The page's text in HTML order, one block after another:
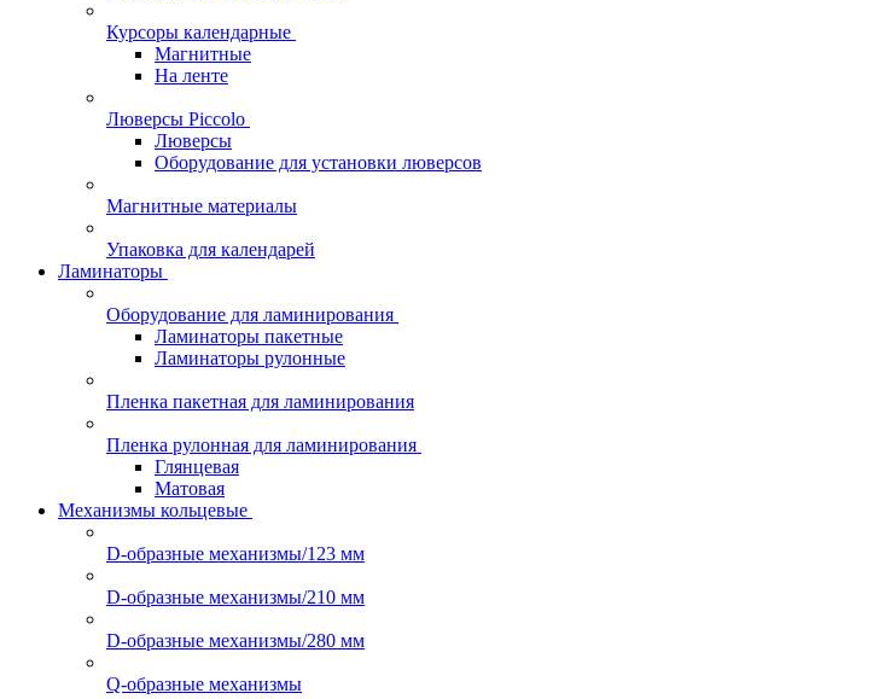
Курсоры календарные
Магнитные
На ленте
Люверсы Piccolo
Люверсы
Оборудование для установки люверсов
Магнитные материалы
Упаковка для календарей
Ламинаторы
Оборудование для ламинирования
Ламинаторы пакетные
Ламинаторы рулонные
Пленка пакетная для ламинирования
Пленка рулонная для ламинирования
Глянцевая
Матовая
Механизмы кольцевые
D-образные механизмы/123 мм
D-образные механизмы/210 мм
D-образные механизмы/280 мм
Q-образные механизмы